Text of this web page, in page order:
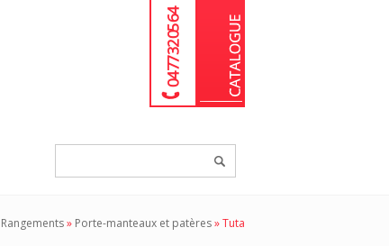
04 77 32 05 64
Rangements» Porte-manteaux et patères»Tuta